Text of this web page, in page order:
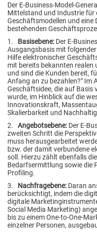
Der E-Business-Model-
Mittelstand und Industrie für
Geschäftsmodellen und
bestehenden
1. Basisebene: Der E-
Ausgangsbasis mit
Hilfe elektronischer
mit bereits bekannten
und sind die Kunden bereit,
Anfang an zu bezahlen?" Im
Geschäftsidee, die auf Basis
wurde, im Hinblick auf die
Innovationskraft,
Skalierbarkeit und
2. Angebotsebene: Der E-
zweiten Schritt die
muss herausgearbeitet
bzw. der damit verbundene
soll. Hierzu zählt ebenfalls
Bedarfsermittlung sowie die
Profiling.
3. Nachfragebene: Daran
berücksichtigt, indem die
digitale
Social Media Marketing)
bis zu einem One-to-One-
einzelner Personen,